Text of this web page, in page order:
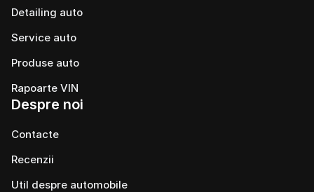
Detailing auto
Service auto
Produse auto
Rapoarte VIN
Despre noi
Contacte
Recenzii
Util despre automobile